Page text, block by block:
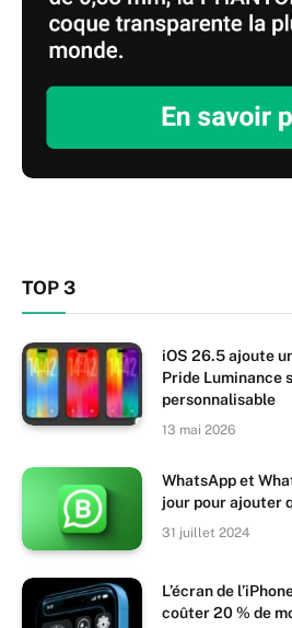
TOP 3
iOS 26.5 ajoute
Pride Luminance
personnalisable
13 mai 2026
WhatsApp et
jour pour ajouter
31 juillet 2024
L’écran de
coûter 20 % de